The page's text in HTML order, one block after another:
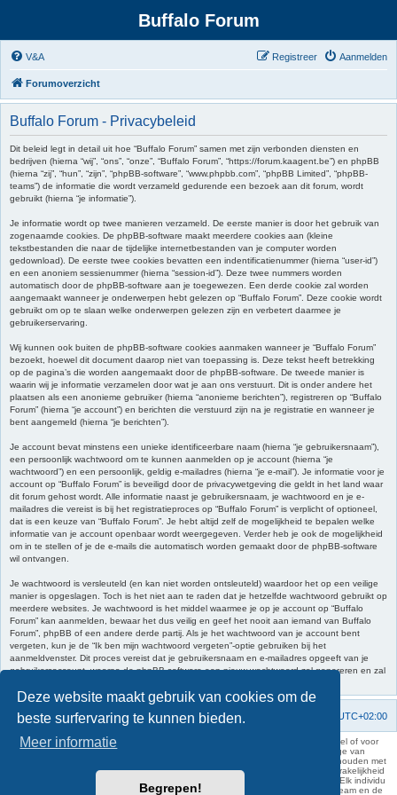
Deze website maakt gebruik van cookies om de
beste surfervaring te kunnen bieden.
Meer informatie
Begrepen!
Buffalo Forum
V&A Aanmelden
Registreer
Forumoverzicht
Buffalo Forum - Privacybeleid
Dit beleid legt in detail uit hoe “Buffalo Forum” samen met zijn verbonden diensten en
bedrijven (hierna “wij”, “ons”, “onze”, “Buffalo Forum”, “https://forum.kaagent.be”) en phpBB
(hierna “zij”, “hun”, “zijn”, “phpBB-software”, “www.phpbb.com”, “phpBB Limited”, “phpBB-
teams”) de informatie die wordt verzameld gedurende een bezoek aan dit forum, wordt
gebruikt (hierna “je informatie”).
Je informatie wordt op twee manieren verzameld. De eerste manier is door het gebruik van
zogenaamde cookies. De phpBB-software maakt meerdere cookies aan (kleine
tekstbestanden die naar de tijdelijke internetbestanden van je computer worden
gedownload). De eerste twee cookies bevatten een indentificatienummer (hierna “user-id”)
en een anoniem sessienummer (hierna “session-id”). Deze twee nummers worden
automatisch door de phpBB-software aan je toegewezen. Een derde cookie zal worden
aangemaakt wanneer je onderwerpen hebt gelezen op “Buffalo Forum”. Deze cookie wordt
gebruikt om op te slaan welke onderwerpen gelezen zijn en verbetert daarmee je
gebruikerservaring.
Wij kunnen ook buiten de phpBB-software cookies aanmaken wanneer je “Buffalo Forum”
bezoekt, hoewel dit document daarop niet van toepassing is. Deze tekst heeft betrekking
op de pagina’s die worden aangemaakt door de phpBB-software. De tweede manier is
waarin wij je informatie verzamelen door wat je aan ons verstuurt. Dit is onder andere het
plaatsen als een anonieme gebruiker (hierna “anonieme berichten”), registreren op “Buffalo
Forum” (hierna “je account”) en berichten die verstuurd zijn na je registratie en wanneer je
bent aangemeld (hierna “je berichten”).
Je account bevat minstens een unieke identificeerbare naam (hierna “je gebruikersnaam”),
een persoonlijk wachtwoord om te kunnen aanmelden op je account (hierna “je
wachtwoord”) en een persoonlijk, geldig e-mailadres (hierna “je e-mail”). Je informatie voor je
account op “Buffalo Forum” is beveiligd door de privacywetgeving die geldt in het land waar
dit forum gehost wordt. Alle informatie naast je gebruikersnaam, je wachtwoord en je e-
mailadres die vereist is bij het registratieproces op “Buffalo Forum” is verplicht of optioneel,
dat is een keuze van “Buffalo Forum”. Je hebt altijd zelf de mogelijkheid te bepalen welke
informatie van je account openbaar wordt weergegeven. Verder heb je ook de mogelijkheid
om in te stellen of je de e-mails die automatisch worden gemaakt door de phpBB-software
wil ontvangen.
Je wachtwoord is versleuteld (en kan niet worden ontsleuteld) waardoor het op een veilige
manier is opgeslagen. Toch is het niet aan te raden dat je hetzelfde wachtwoord gebruikt op
meerdere websites. Je wachtwoord is het middel waarmee je op je account op “Buffalo
Forum” kan aanmelden, bewaar het dus veilig en geef het nooit aan iemand van Buffalo
Forum”, phpBB of een andere derde partij. Als je het wachtwoord van je account bent
vergeten, kun je de “Ik ben mijn wachtwoord vergeten”-optie gebruiken bij het
aanmeldvenster. Dit proces vereist dat je gebruikersnaam en e-mailadres opgeeft van je
gebruikersaccount, waarna de phpBB-software een nieuw wachtwoord zal genereren en zal
Forumoverzicht UTC+02:00
Verwijder cookies
Contact
KAA Gent kan nooit aansprakelijk worden gesteld voor om het even welk nadeel of voor
schade, zowel moreel als materieel, die toegebracht kan worden ten gevolge van
feitelijkheden en daden van derden die rechtstreeks of onrechtstreeks verband houden met
de gegevens vermeld op de website van KAA Gent. Deze ontheffing van aansprakelijkheid
geldt inzonderheid voor het forum, waarvan KAA Gent zich volledig distantieert. Elk individu
is dus verantwoordelijk voor zijn uitlatingen op het Buffalo Forum. Ook het webteam en de